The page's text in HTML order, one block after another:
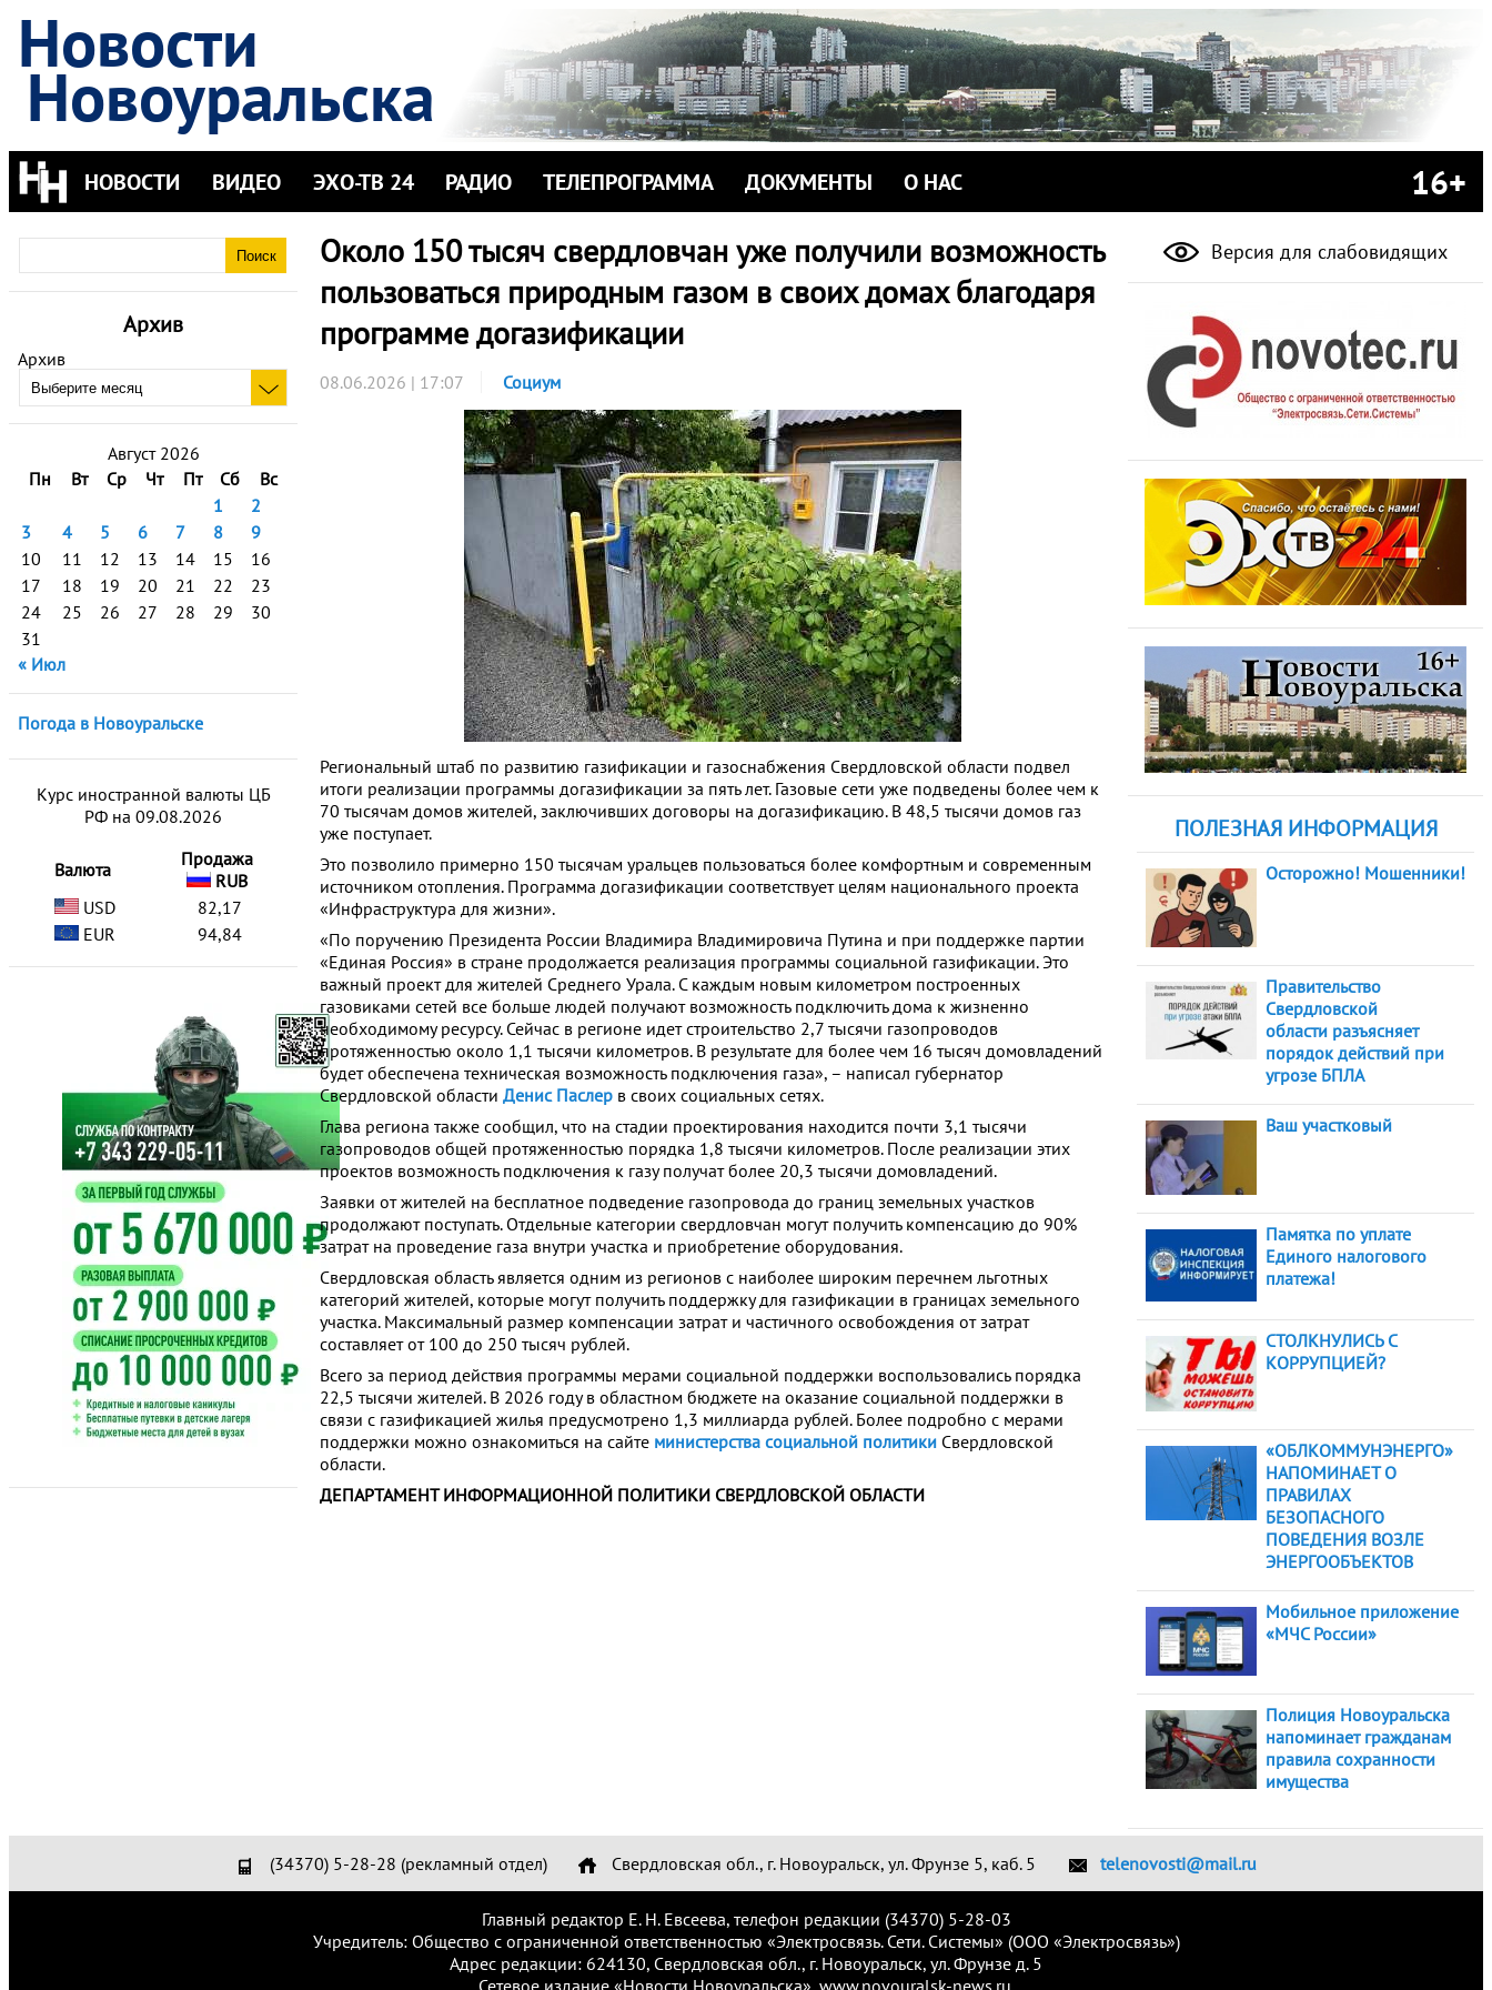
Новости
Новоуральска
НОВОСТИ ВИДЕО ЭХО-ТВ 24 РАДИО ТЕЛЕПРОГРАММА ДОКУМЕНТЫ О НАС 16+
Архив
Архив
Август 2026
Пн
Вт Ср Чт Пт Сб
Вс
1
2
3
4 5 6 7 8
9
10
11 12 13 14 15
16
17
18 19 20 21 22
23
24
25 26 27 28 29
30
31
« Июл
Погода в Новоуральске
Курс иностранной валюты ЦБ
РФ на 09.08.2026
Валюта
Продажа
RUB
USD
82,17
EUR
94,84
Около 150 тысяч свердловчан уже получили возможность
пользоваться природным газом в своих домах благодаря
программе догазификации
08.06.2026 | 17:07 Социум
Региональный штаб по развитию газификации и газоснабжения Свердловской области подвел
итоги реализации программы догазификации за пять лет. Газовые сети уже подведены более чем к
70 тысячам домов жителей, заключивших договоры на догазификацию. В 48,5 тысячи домов газ
уже поступает.
Это позволило примерно 150 тысячам уральцев пользоваться более комфортным и современным
источником отопления. Программа догазификации соответствует целям национального проекта
«Инфраструктура для жизни».
«По поручению Президента России Владимира Владимировича Путина и при поддержке партии
«Единая Россия» в стране продолжается реализация программы социальной газификации. Это
важный проект для жителей Среднего Урала. С каждым новым километром построенных
газовиками сетей все больше людей получают возможность подключить дома к жизненно
необходимому ресурсу. Сейчас в регионе идет строительство 2,7 тысячи газопроводов
протяженностью около 1,1 тысячи километров. В результате для более чем 16 тысяч домовладений
будет обеспечена техническая возможность подключения газа», – написал губернатор
Свердловской области Денис Паслер в своих социальных сетях.
Глава региона также сообщил, что на стадии проектирования находится почти 3,1 тысячи
газопроводов общей протяженностью порядка 1,8 тысячи километров. После реализации этих
проектов возможность подключения к газу получат более 20,3 тысячи домовладений.
Заявки от жителей на бесплатное подведение газопровода до границ земельных участков
продолжают поступать. Отдельные категории свердловчан могут получить компенсацию до 90%
затрат на проведение газа внутри участка и приобретение оборудования.
Свердловская область является одним из регионов с наиболее широким перечнем льготных
категорий жителей, которые могут получить поддержку для газификации в границах земельного
участка. Максимальный размер компенсации затрат и частичного освобождения от затрат
составляет от 100 до 250 тысяч рублей.
Всего за период действия программы мерами социальной поддержки воспользовались порядка
22,5 тысячи жителей. В 2026 году в областном бюджете на оказание социальной поддержки в
связи с газификацией жилья предусмотрено 1,3 миллиарда рублей. Более подробно с мерами
поддержки можно ознакомиться на сайте министерства социальной политики Свердловской
области.
ДЕПАРТАМЕНТ ИНФОРМАЦИОННОЙ ПОЛИТИКИ СВЕРДЛОВСКОЙ ОБЛАСТИ
Версия для слабовидящих
ПОЛЕЗНАЯ ИНФОРМАЦИЯ
Осторожно! Мошенники!
Правительство
Свердловской
области разъясняет
порядок действий при
угрозе БПЛА
Ваш участковый
Памятка по уплате
Единого налогового
платежа!
СТОЛКНУЛИСЬ С
КОРРУПЦИЕЙ?
«ОБЛКОММУНЭНЕРГО»
НАПОМИНАЕТ О
ПРАВИЛАХ
БЕЗОПАСНОГО
ПОВЕДЕНИЯ ВОЗЛЕ
ЭНЕРГООБЪЕКТОВ
Мобильное приложение
«МЧС России»
Полиция Новоуральска
напоминает гражданам
правила сохранности
имущества
(34370) 5-28-28 (рекламный отдел) Свердловская обл., г. Новоуральск, ул. Фрунзе 5, каб. 5 telenovosti@mail.ru
Главный редактор Е. Н. Евсеева, телефон редакции (34370) 5-28-03
Учредитель: Общество с ограниченной ответственностью «Электросвязь. Сети. Системы» (ООО «Электросвязь»)
Адрес редакции: 624130, Свердловская обл., г. Новоуральск, ул. Фрунзе д. 5